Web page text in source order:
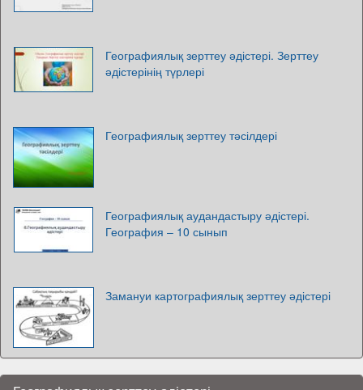
Географиялық зерттеу әдістері. Зерттеу
әдістерінің түрлері
Географиялық зерттеу тәсілдері
Географиялық аудандастыру әдістері.
География – 10 сынып
Замануи картографиялық зерттеу әдістері